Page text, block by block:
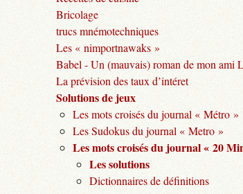
Bricolage
trucs mnémotechniques
Les « nimportnawaks »
Babel - Un (mauvais) roman de mon ami
La prévision des taux d’intéret
Solutions de jeux
Les mots croisés du journal « Métro »
Les Sudokus du journal « Metro »
Les mots croisés du journal « 20
Les solutions
Dictionnaires de définitions